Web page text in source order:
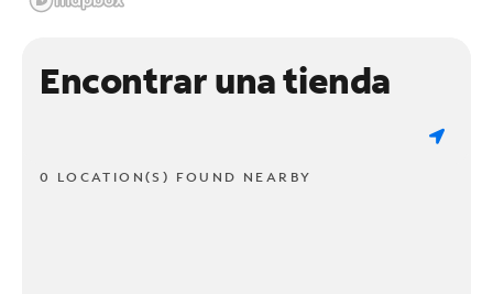
Encontrar una tienda
0 LOCATION(S) FOUND NEARBY